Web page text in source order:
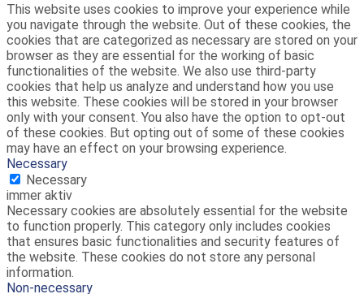
This website uses cookies to improve your experience while
you navigate through the website. Out of these cookies, the
cookies that are categorized as necessary are stored on your
browser as they are essential for the working of basic
functionalities of the website. We also use third-party
cookies that help us analyze and understand how you use
this website. These cookies will be stored in your browser
only with your consent. You also have the option to opt-out
of these cookies. But opting out of some of these cookies
may have an effect on your browsing experience.
Necessary
Necessary
immer aktiv
Necessary cookies are absolutely essential for the website
to function properly. This category only includes cookies
that ensures basic functionalities and security features of
the website. These cookies do not store any personal
information.
Non-necessary